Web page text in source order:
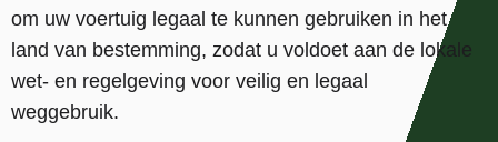
om uw voertuig legaal te kunnen gebruiken in het
land van bestemming, zodat u voldoet aan de lokale
wet- en regelgeving voor veilig en legaal
weggebruik.